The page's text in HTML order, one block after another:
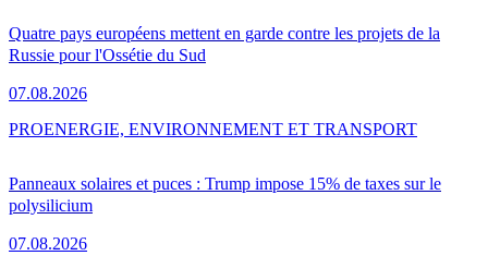
Quatre pays européens mettent en garde contre les projets de la
Russie pour l'Ossétie du Sud
07.08.2026
Panneaux solaires et puces : Trump impose 15% de taxes sur le
polysilicium
07.08.2026
PROENERGIE, ENVIRONNEMENT ET TRANSPORT